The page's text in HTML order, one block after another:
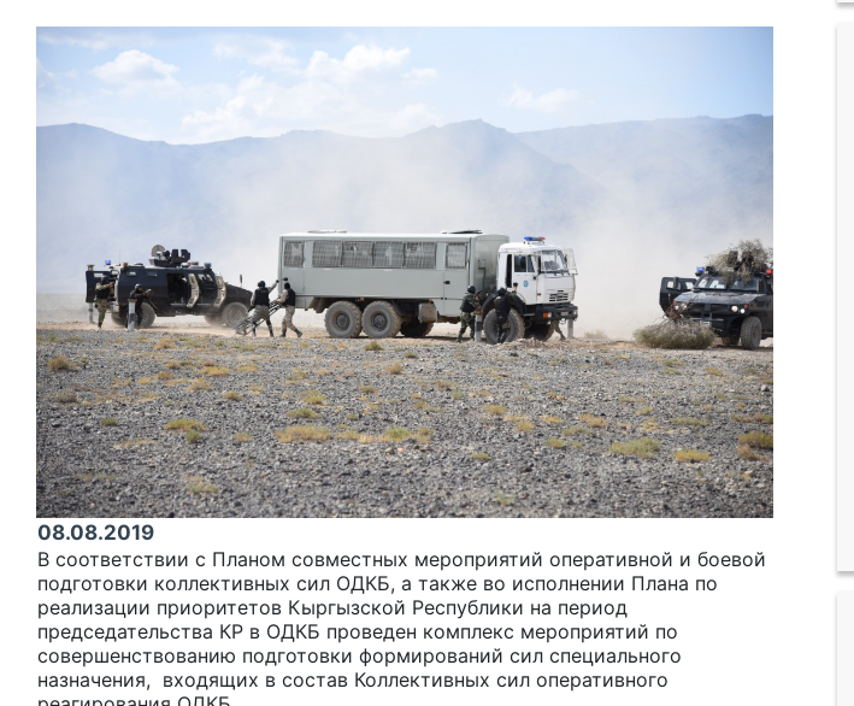
08.08.2019
В соответствии с Планом совместных мероприятий оперативной и боевой
подготовки коллективных сил ОДКБ, а также во исполнении Плана по
реализации приоритетов Кыргызской Республики на период
председательства КР в ОДКБ проведен комплекс мероприятий по
совершенствованию подготовки формирований сил специального
назначения, входящих в состав Коллективных сил оперативного